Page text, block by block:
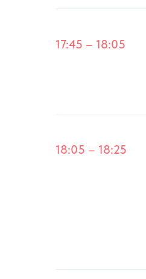
17:45 – 18:05
18:05 – 18:25